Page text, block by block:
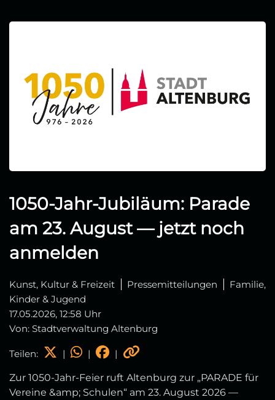
1050‑Jahr‑Jubiläum: Parade
am 23. August — jetzt noch
anmelden
Kunst, Kultur & Freizeit Pressemitteilungen
Familie,
Kinder & Jugend
17.05.2026, 12:58 Uhr
Von: Stadtverwaltung Altenburg
Teilen: | | |
Zur 1050‑Jahr‑Feier ruft Altenburg zur „PARADE für
Vereine &amp; Schulen“ am 23. August 2026 —